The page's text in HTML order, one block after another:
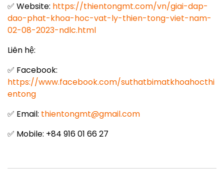
✅ Website: https://thientongmt.com/vn/giai-dap-
dao-phat-khoa-hoc-vat-ly-thien-tong-viet-nam-
02-08-2023-ndlc.html
Liên hệ:
✅ Facebook:
https://www.facebook.com/suthatbimatkhoahocthi
entong
✅ Email: thientongmt@gmail.com
✅ Mobile: +84 916 01 66 27